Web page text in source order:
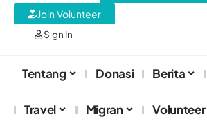
Sign In
Join Volunteer
Tentang Donasi Berita
Travel Migran Volunteer